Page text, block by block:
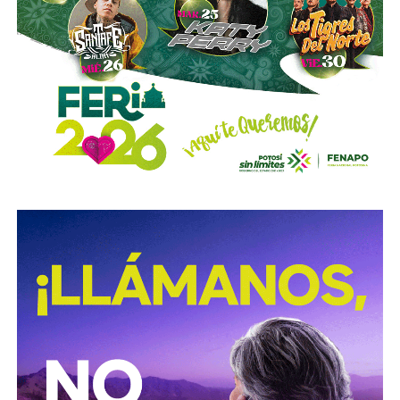
que vivió normaba su labor artística, como lo menciona en
una entrevista que le realizara en la década delos
noventa Azael Jaramillo, al preguntarle “¿qué te
queda de potosino?, su respuesta:
“Mi pasión por la poesía de Manuel José Othón, por
López Velarde, mi gusto por la Historia, pero sobre
todo por la Historiografía
, por la comida y una nostalgia
como se vive aquí en Tamaulipas donde todo se hace por
obra y gracia de la política cultural del Estado.
Tenemos
el recuerdo de que Tula fue la ciudad de los pianos,
pero esa Tula ya no existe”.
Arturo Medellín Anaya murió el 25 de junio de 2023.Su
testamento de albatros, una de sus obras nos dice en un
fragmento:
Hoy regresan los muertos hasta la mar nocturna,